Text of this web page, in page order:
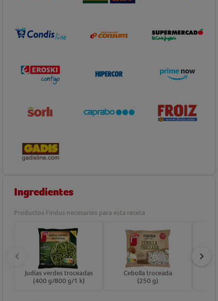
Ingredientes
Productos Findus necesarios para esta receta
Judías verdes troceadas
(400 g/800 g/1 k)
Cebolla troceada
(250 g)